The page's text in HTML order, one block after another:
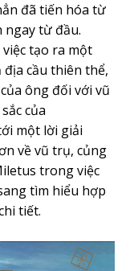
đã tiến hóa từ
ngay từ đầu.
tạo ra một
cầu thiên thể,
ông đối với vũ
của
một lời giải
về vũ trụ, củng
trong việc
tìm hiểu hợp
tiết.